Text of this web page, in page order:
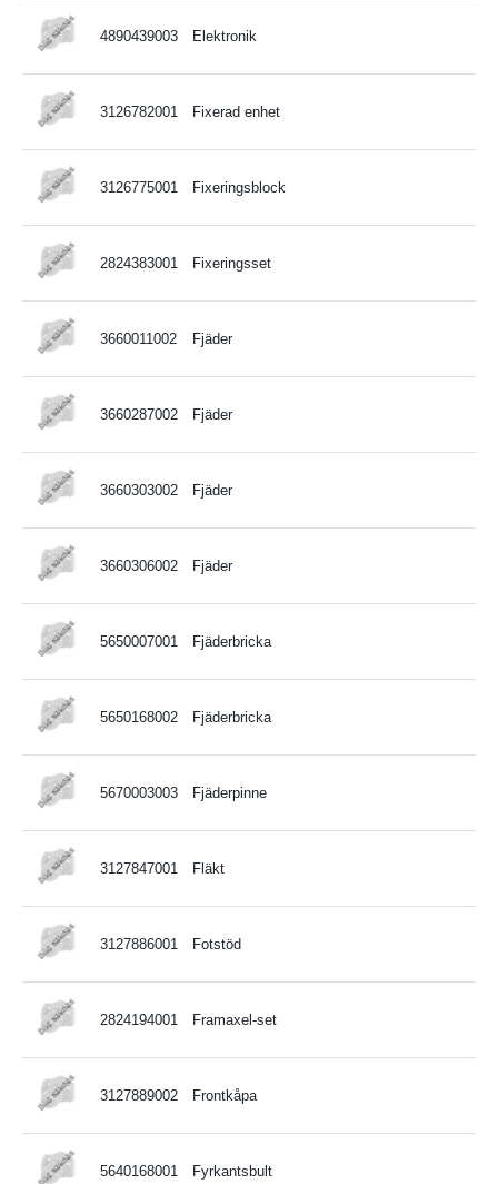
4890439003 Elektronik
3126782001 Fixerad enhet
3126775001 Fixeringsblock
2824383001 Fixeringsset
3660011002 Fjäder
3660287002 Fjäder
3660303002 Fjäder
3660306002 Fjäder
5650007001 Fjäderbricka
5650168002 Fjäderbricka
5670003003 Fjäderpinne
3127847001 Fläkt
3127886001 Fotstöd
2824194001 Framaxel-set
3127889002 Frontkåpa
5640168001 Fyrkantsbult